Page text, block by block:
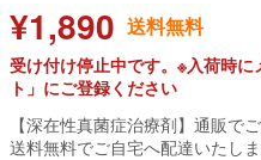
¥1,890 送料無料
受け付け停止中です。※入荷時
ト」にご登録ください
【深在性真菌症治療剤】通販で
送料無料でご自宅へ配達いたしま